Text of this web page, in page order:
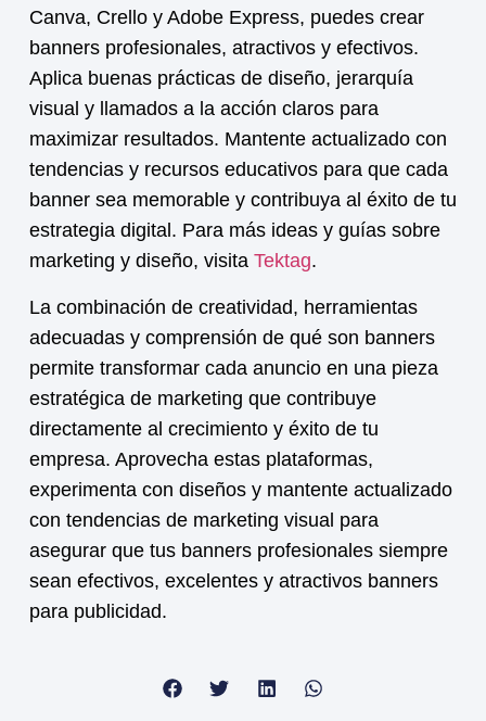
Canva, Crello y Adobe Express, puedes crear
banners profesionales, atractivos y efectivos.
Aplica buenas prácticas de diseño, jerarquía
visual y llamados a la acción claros para
maximizar resultados. Mantente actualizado con
tendencias y recursos educativos para que cada
banner sea memorable y contribuya al éxito de tu
estrategia digital. Para más ideas y guías sobre
marketing y diseño, visita Tektag.
La combinación de creatividad, herramientas
adecuadas y comprensión de qué son banners
permite transformar cada anuncio en una pieza
estratégica de marketing que contribuye
directamente al crecimiento y éxito de tu
empresa. Aprovecha estas plataformas,
experimenta con diseños y mantente actualizado
con tendencias de marketing visual para
asegurar que tus banners profesionales siempre
sean efectivos, excelentes y atractivos banners
para publicidad.